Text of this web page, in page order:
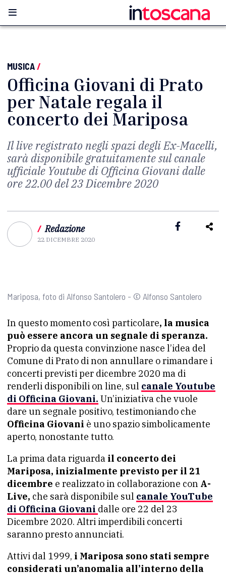
MUSICA/
Officina Giovani di Prato
per Natale regala il
concerto dei Mariposa
Il live registrato negli spazi degli Ex-Macelli,
sarà disponibile gratuitamente sul canale
ufficiale Youtube di Officina Giovani dalle
ore 22.00 del 23 Dicembre 2020
/ Redazione
22 DICEMBRE 2020
Mariposa, foto di Alfonso Santolero - © Alfonso Santolero
In questo momento così particolare, la musica
può essere ancora un segnale di speranza.
Proprio da questa convinzione nasce l’idea del
Comune di Prato di non annullare o rimandare i
concerti previsti per dicembre 2020 ma di
renderli disponibili on line, sul canale Youtube
di Officina Giovani. Un’iniziativa che vuole
dare un segnale positivo, testimoniando che
Officina Giovani è uno spazio simbolicamente
aperto, nonostante tutto.
La prima data riguarda il concerto dei
Mariposa, inizialmente previsto per il 21
dicembre e realizzato in collaborazione con A-
Live, che sarà disponibile sul canale YouTube
di Officina Giovani dalle ore 22 del 23
Dicembre 2020. Altri imperdibili concerti
saranno presto annunciati.
Attivi dal 1999, i Mariposa sono stati sempre
considerati un’anomalia all’interno della